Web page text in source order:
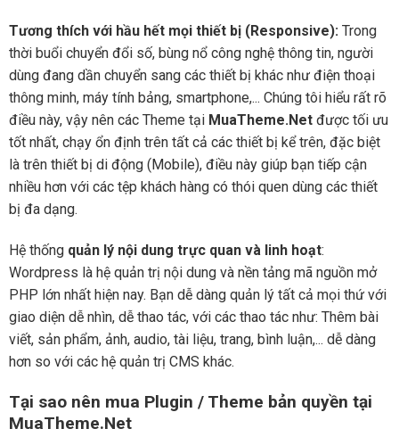
Tương thích với hầu hết mọi thiết bị (Responsive): Trong
thời buổi chuyển đổi số, bùng nổ công nghệ thông tin, người
dùng đang dần chuyển sang các thiết bị khác như điện thoại
thông minh, máy tính bảng, smartphone,... Chúng tôi hiểu rất rõ
điều này, vậy nên các Theme tại MuaTheme.Net được tối ưu
tốt nhất, chạy ổn định trên tất cả các thiết bị kể trên, đặc biệt
là trên thiết bị di động (Mobile), điều này giúp bạn tiếp cận
nhiều hơn với các tệp khách hàng có thói quen dùng các thiết
bị đa dạng.
Hệ thống quản lý nội dung trực quan và linh hoạt:
Wordpress là hệ quản trị nội dung và nền tảng mã nguồn mở
PHP lớn nhất hiện nay. Bạn dễ dàng quản lý tất cả mọi thứ với
giao diện dễ nhìn, dễ thao tác, với các thao tác như: Thêm bài
viết, sản phẩm, ảnh, audio, tài liệu, trang, bình luận,... dễ dàng
hơn so với các hệ quản trị CMS khác.
Tại sao nên mua Plugin / Theme bản quyền tại
MuaTheme.Net